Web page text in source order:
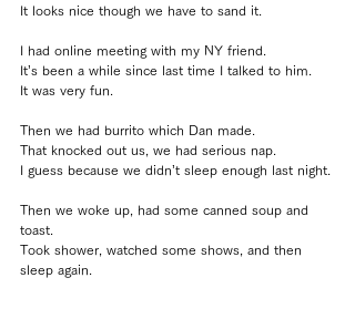
It looks nice though we have to sand it.
I had online meeting with my NY friend.
It’s been a while since last time I talked to him.
It was very fun.
Then we had burrito which Dan made.
That knocked out us, we had serious nap.
I guess because we didn’t sleep enough last night.
Then we woke up, had some canned soup and
toast.
Took shower, watched some shows, and then
sleep again.